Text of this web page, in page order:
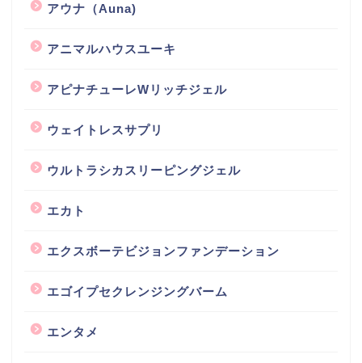
アウナ（Auna)
アニマルハウスユーキ
アピナチューレWリッチジェル
ウェイトレスサプリ
ウルトラシカスリーピングジェル
エカト
エクスボーテビジョンファンデーション
エゴイプセクレンジングバーム
エンタメ